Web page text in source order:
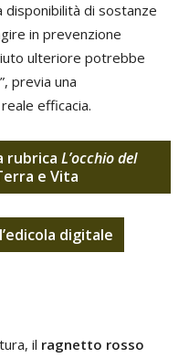
di sostanze
in prevenzione
ulteriore potrebbe
previa una
efficacia.
rubrica L’occhio del
e Vita
digitale
il ragnetto rosso